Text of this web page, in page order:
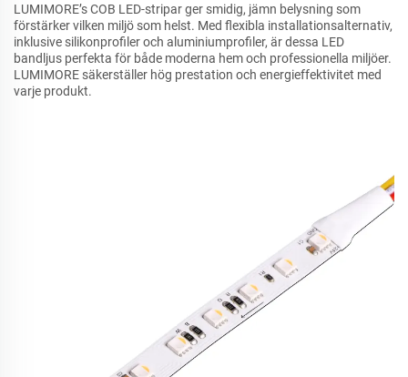
LUMIMORE’s COB LED-stripar ger smidig, jämn belysning som
förstärker vilken miljö som helst. Med flexibla installationsalternativ,
inklusive silikonprofiler och aluminiumprofiler, är dessa LED
bandljus perfekta för både moderna hem och professionella miljöer.
LUMIMORE säkerställer hög prestation och energieffektivitet med
varje produkt.